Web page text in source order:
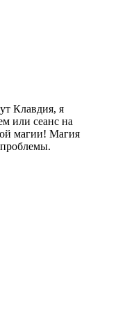
Клавдия, я
или сеанс на
магии! Магия